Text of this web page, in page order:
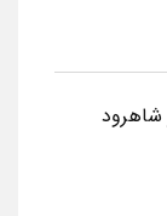
شاهرود